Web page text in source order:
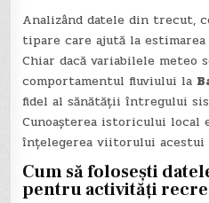
Analizând datele din trecut,
tipare care ajută la
Chiar dacă variabilele meteo
comportamentul fluviului la
fidel al sănătății întregului
Cunoașterea istoricului local
înțelegerea viitorului acestui
Cum să folosești
pentru activități